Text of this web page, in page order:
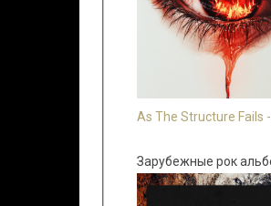
As The Structure Fails
Зарубежные рок